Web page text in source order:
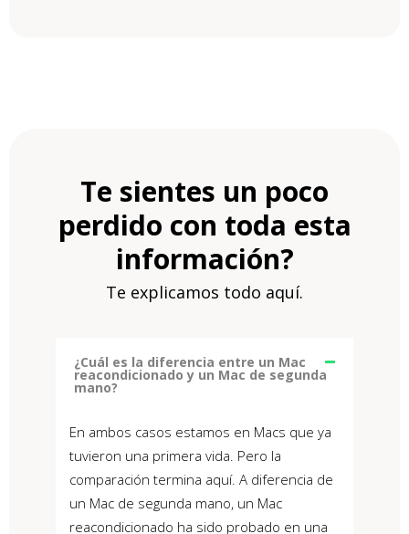
Te sientes un poco
perdido con toda esta
información?
Te explicamos todo aquí.
¿Cuál es la diferencia entre un Mac
reacondicionado y un Mac de segunda
mano?
En ambos casos estamos en Macs que ya
tuvieron una primera vida. Pero la
comparación termina aquí. A diferencia de
un Mac de segunda mano, un Mac
reacondicionado ha sido probado en una